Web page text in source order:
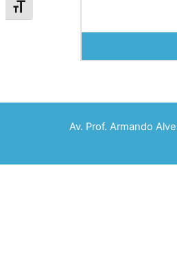
Alternar tamanho da fonte
Av. Prof. Armando